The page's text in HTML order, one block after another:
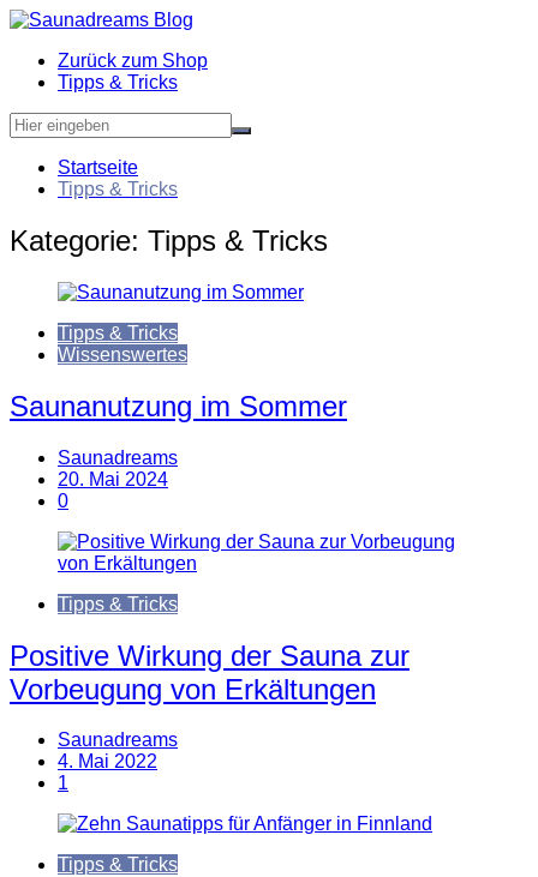
Zum
springenZurück zum Shop
Tipps & Tricks
Startseite
Tipps & Tricks
Kategorie: Tipps & Tricks
Tipps & Tricks
Wissenswertes
Saunanutzung im Sommer
Saunadreams
20. Mai 2024
0
Tipps & Tricks
Positive Wirkung der Sauna zur
Vorbeugung von Erkältungen
Saunadreams
4. Mai 2022
1
Tipps & Tricks